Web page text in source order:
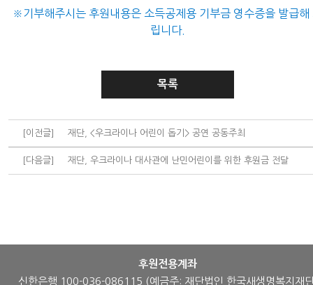
※기부해주시는 후원내용은 소득공제용 기부금 영수증을 발급해
립니다.
목록
[이전글] 재단, <우크라이나 어린이 돕기> 공연 공동주최
[다음글] 재단, 우크라이나 대사관에 난민어린이를 위한 후원금 전달
후원전용계좌
신한은행 100-036-086115 (예금주: 재단법인 한국새생명복지재